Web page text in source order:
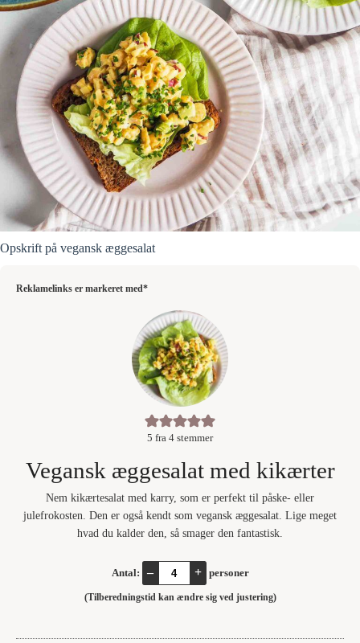
Opskrift på vegansk æggesalat
Reklamelinks er markeret med*
5 fra 4 stemmer
Vegansk æggesalat med kikærter
Nem kikærtesalat med karry, som er perfekt til påske- eller
julefrokosten. Den er også kendt som vegansk æggesalat. Lige meget
hvad du kalder den, så smager den fantastisk.
Antal: – + personer
(Tilberedningstid kan ændre sig ved justering)